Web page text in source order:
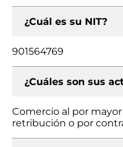
¿Cuál es su NIT?
901564769
¿Cuáles son sus
Comercio al por
retribución o por